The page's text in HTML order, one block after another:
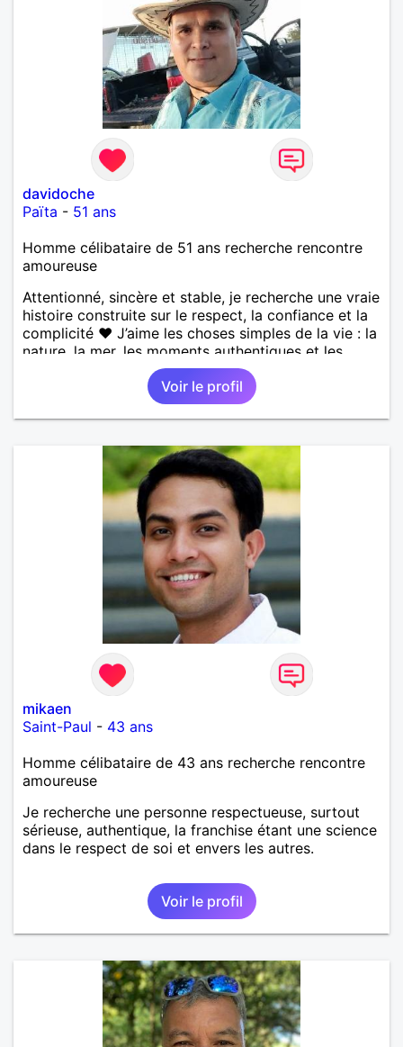
davidoche
Païta - 51 ans
Homme célibataire de 51 ans recherche rencontre
amoureuse
Attentionné, sincère et stable, je recherche une vraie
histoire construite sur le respect, la confiance et la
complicité ❤️ J’aime les choses simples de la vie : la
nature, la mer, les moments authentiques et les
personnes au grand cœur 🌊🌿 Très câlin et
affectueux, j’adore les petits moments de tendresse
et les calinous réguliers 😊❤️ La solitude finit parfois
par peser, alors si tu es en Nouvelle-Calédonie et
temps de discuter… et laissons l’avenir nous guider
Voir le profil
mikaen
Saint-Paul - 43 ans
Homme célibataire de 43 ans recherche rencontre
amoureuse
Je recherche une personne respectueuse, surtout
sérieuse, authentique, la franchise étant une science
dans le respect de soi et envers les autres.
Voir le profil